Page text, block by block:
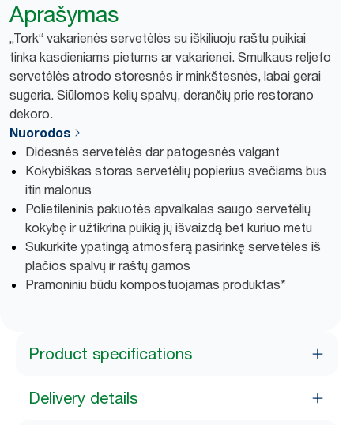
Aprašymas
„Tork“ vakarienės servetėlės su iškiliuoju raštu puikiai
tinka kasdieniams pietums ar vakarienei. Smulkaus reljefo
servetėlės atrodo storesnės ir minkštesnės, labai gerai
sugeria. Siūlomos kelių spalvų, derančių prie restorano
dekoro.
Nuorodos
Didesnės servetėlės dar patogesnės valgant
Kokybiškas storas servetėlių popierius svečiams bus
itin malonus
Polietileninis pakuotės apvalkalas saugo servetėlių
kokybę ir užtikrina puikią jų išvaizdą bet kuriuo metu
Sukurkite ypatingą atmosferą pasirinkę servetėles iš
plačios spalvų ir raštų gamos
Pramoniniu būdu kompostuojamas produktas*
Product specifications
Delivery details